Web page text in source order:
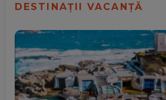
DESTINAȚII VACANȚĂ